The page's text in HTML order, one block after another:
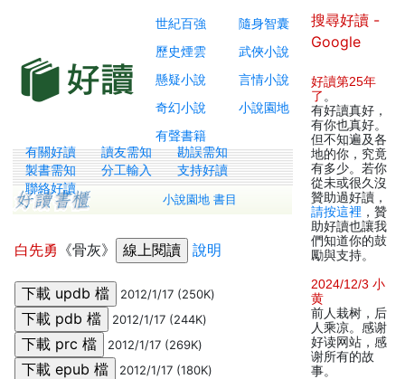
世紀百強
隨身智囊
歷史煙雲
武俠小說
懸疑小說
言情小說
奇幻小說
小說園地
有聲書籍
有關好讀 讀友需知
勘誤需知
製書需知
分工輸入
支持好讀
聯絡好讀
小說園地 書目
白先勇 《骨灰》 說明
2012/1/17 (250K)
2012/1/17 (244K)
2012/1/17 (269K)
2012/1/17 (180K)
搜尋好讀 -
Google
好讀第25年
了 。
有好讀真好，
有你也真好。
但不知遍及各
地的你，究竟
有多少。若你
從未或很久沒
贊助過好讀，
請按這裡 ，贊
助好讀也讓我
們知道你的鼓
勵與支持。
2024/12/3 小
黄
前人栽树，后
人乘凉。感谢
好读网站，感
谢所有的故
事。